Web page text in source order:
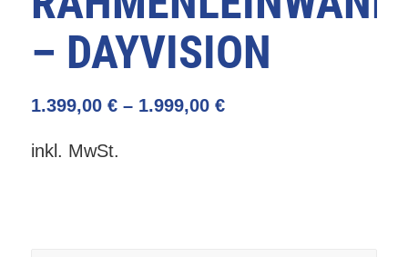
– DAYVISION
1.399,00 €– 1.999,00 €
inkl. MwSt.